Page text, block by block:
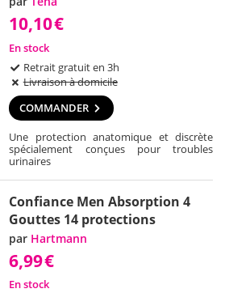
10,10€
En stock
Retrait gratuit en 3h
Livraison à domicile
COMMANDER
Une protection anatomique et discrète
spécialement conçues pour troubles
urinaires
Confiance Men Absorption 4
Gouttes 14 protections
par Hartmann
6,99€
En stock